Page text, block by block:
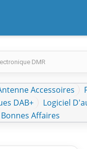
Accessoires
DAB+
Logiciel
Affaires